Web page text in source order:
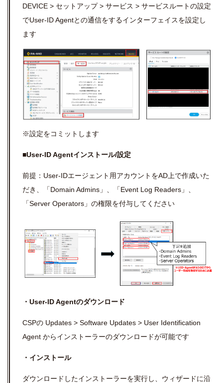
DEVICE > セットアップ > サービス > サービスルートの設定
でUser-ID Agentとの通信をするインターフェイスを設定し
ます
※設定をコミットします
■User-ID Agentインストール/設定
前提： User-IDエージェント用アカウントをAD上で作成いた
だき、「Domain Admins」、「Event Log Readers」、
「Server Operators」の権限を付与してください
・User-ID Agentのダウンロード
CSPの Updates > Software Updates > User Identification
Agent からインストーラーのダウンロードが可能です
・インストール
ダウンロードしたインストーラーを実行し、ウィザードに沿